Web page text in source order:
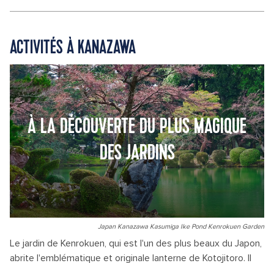
ACTIVITÉS À KANAZAWA
À LA DÉCOUVERTE DU PLUS MAGIQUE
DES JARDINS
Japan Kanazawa Kasumiga Ike Pond Kenrokuen Garden
Le jardin de Kenrokuen, qui est l'un des plus beaux du Japon,
abrite l'emblématique et originale lanterne de Kotojitoro. Il